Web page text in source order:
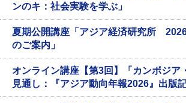
ンのキ：社会実験を学ぶ」
夏期公開講座「アジア経済研究所
のご案内」
オンライン講座【第3回】「カンボジア
見通し：『アジア動向年報2026』出版